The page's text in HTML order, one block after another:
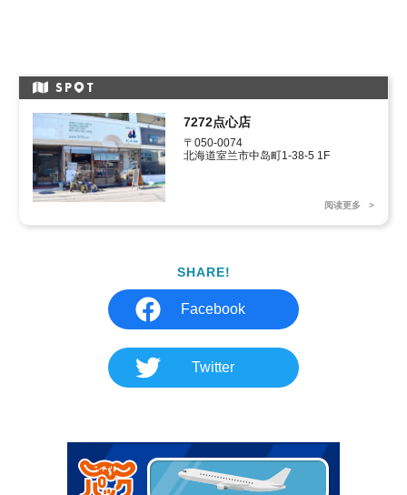
SP T
7272点心店
〒050-0074
北海道室兰市中岛町1-38-5 1F
阅读更多
SHARE!
Facebook
Twitter